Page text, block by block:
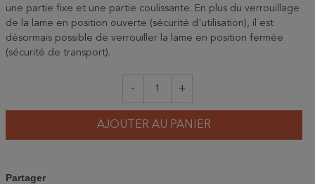
une partie fixe et une partie coulissante. En plus du verrouillage
de la lame en position ouverte (sécurité d'utilisation), il est
désormais possible de verrouiller la lame en position fermée
(sécurité de transport).
- +
AJOUTER AU PANIER
Partager